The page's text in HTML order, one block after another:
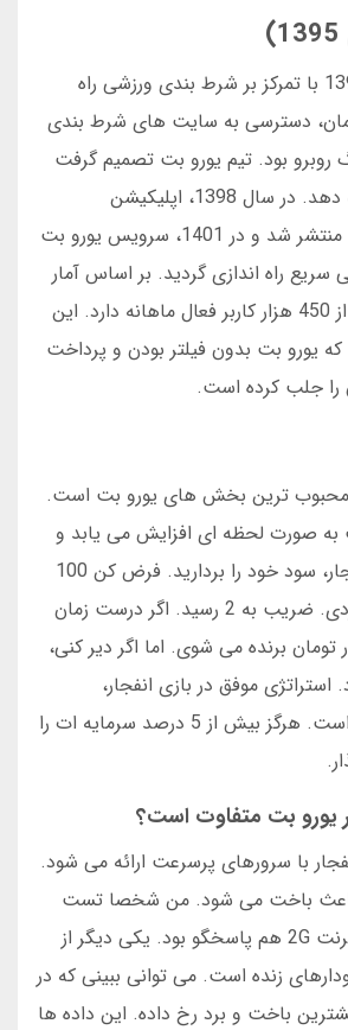
یورو بت در سال 1395 با تمرکز بر شرط بندی ورزشی راه
دسترسی به سایت های شرط بندی
روبرو بود. تیم یورو بت تصمیم گرفت
راه حلی دائمی ارائه دهد. در سال 1398، اپلیکیشن
اختصاصی یورو بت منتشر شد و در 1401، سرویس یورو بت
سریع راه اندازی گردید. بر اساس آمار
مارس 2025، بیش از 450 هزار کاربر فعال ماهانه دارد. این
یورو بت بدون فیلتر بودن و پرداخت
را جلب کرده است.
محبوب ترین بخش های یورو بت است.
به صورت لحظه ای افزایش می یابد و
شما باید قبل از انفجار، سود خود را بردارید. فرض کن 100
هزار تومان شرط کردی. ضریب به 2 رسید. اگر درست زمان
کنی، 200 هزار تومان برنده می شوی. اما اگر دیر کنی،
موفق در بازی انفجار،
مدیریت بانک رول است. هرگز بیش از 5 درصد سرمایه ات را
یورو بت متفاوت است؟
با سرورهای پرسرعت ارائه می شود.
باعث باخت می شود. من شخصا تست
کرده ام: حتی با اینترنت 2G هم پاسخگو بود. یکی دیگر از
زنده است. می توانی ببینی که در
باخت و برد رخ داده. این داده ها